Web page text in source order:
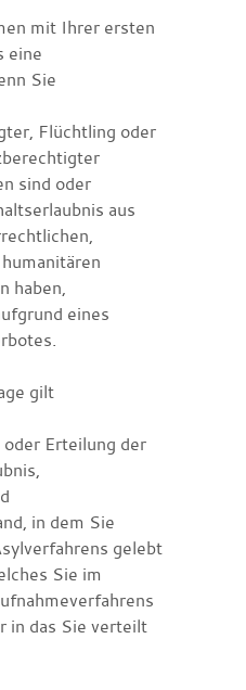
mit Ihrer ersten
eine
Sie
Flüchtling oder
sind oder
aus
haben,
eines
gilt
Erteilung der
in dem Sie
gelebt
Sie im
in das Sie verteilt